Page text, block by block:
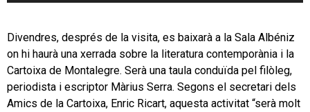
Divendres, després de la visita, es baixarà a la Sala Albéniz
on hi haurà una xerrada sobre la literatura contemporània i la
Cartoixa de Montalegre. Serà una taula conduïda pel filòleg,
periodista i escriptor Màrius Serra. Segons el secretari dels
Amics de la Cartoixa, Enric Ricart, aquesta activitat “serà molt